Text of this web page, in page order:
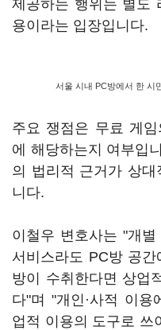
제공하는 행위는 별도
용이라는 입장입니다.
서울 시내 PC방에서 한 시
주요 쟁점은 무료 게
에 해당하는지 여부입
의 법리적 근거가 상
니다.
이철우 변호사는 "개
서비스라도 PC방 공
방이 수취한다면 상업
다"며 "개인·사적 이
업적 이용의 도구로 쓰